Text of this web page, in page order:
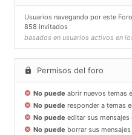
Usuarios navegando por este
858 invitados
basados en usuarios activos en
Permisos del foro
No puede abrir nuevos temas
No puede responder a temas
No puede editar sus mensajes
No puede borrar sus